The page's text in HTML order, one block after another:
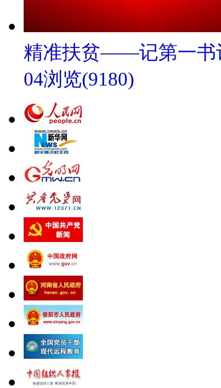
精准扶贫——记第一书
04浏览(9180)